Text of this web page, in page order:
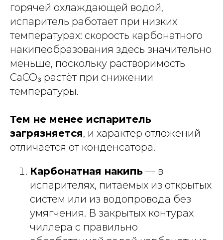
горячей охлаждающей водой,
испаритель работает при низких
температурах: скорость карбонатного
накипеобразования здесь значительно
меньше, поскольку растворимость
CaCO₃ растёт при снижении
температуры.
Тем не менее испаритель
загрязняется, и характер отложений
отличается от конденсатора.
Карбонатная накипь — в
испарителях, питаемых из открытых
систем или из водопровода без
умягчения. В закрытых контурах
чиллера с правильно